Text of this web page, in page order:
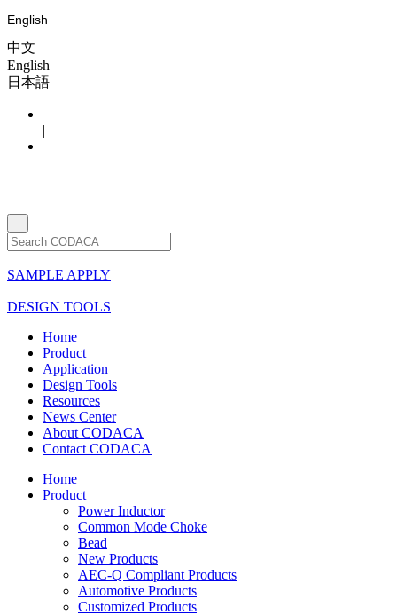
English
中文
English
日本語
|
SAMPLE APPLY
DESIGN TOOLS
Home
Product
Application
Design Tools
Resources
News Center
About CODACA
Contact CODACA
Home
Product
Power Inductor
Common Mode Choke
Bead
New Products
AEC-Q Compliant Products
Automotive Products
Customized Products